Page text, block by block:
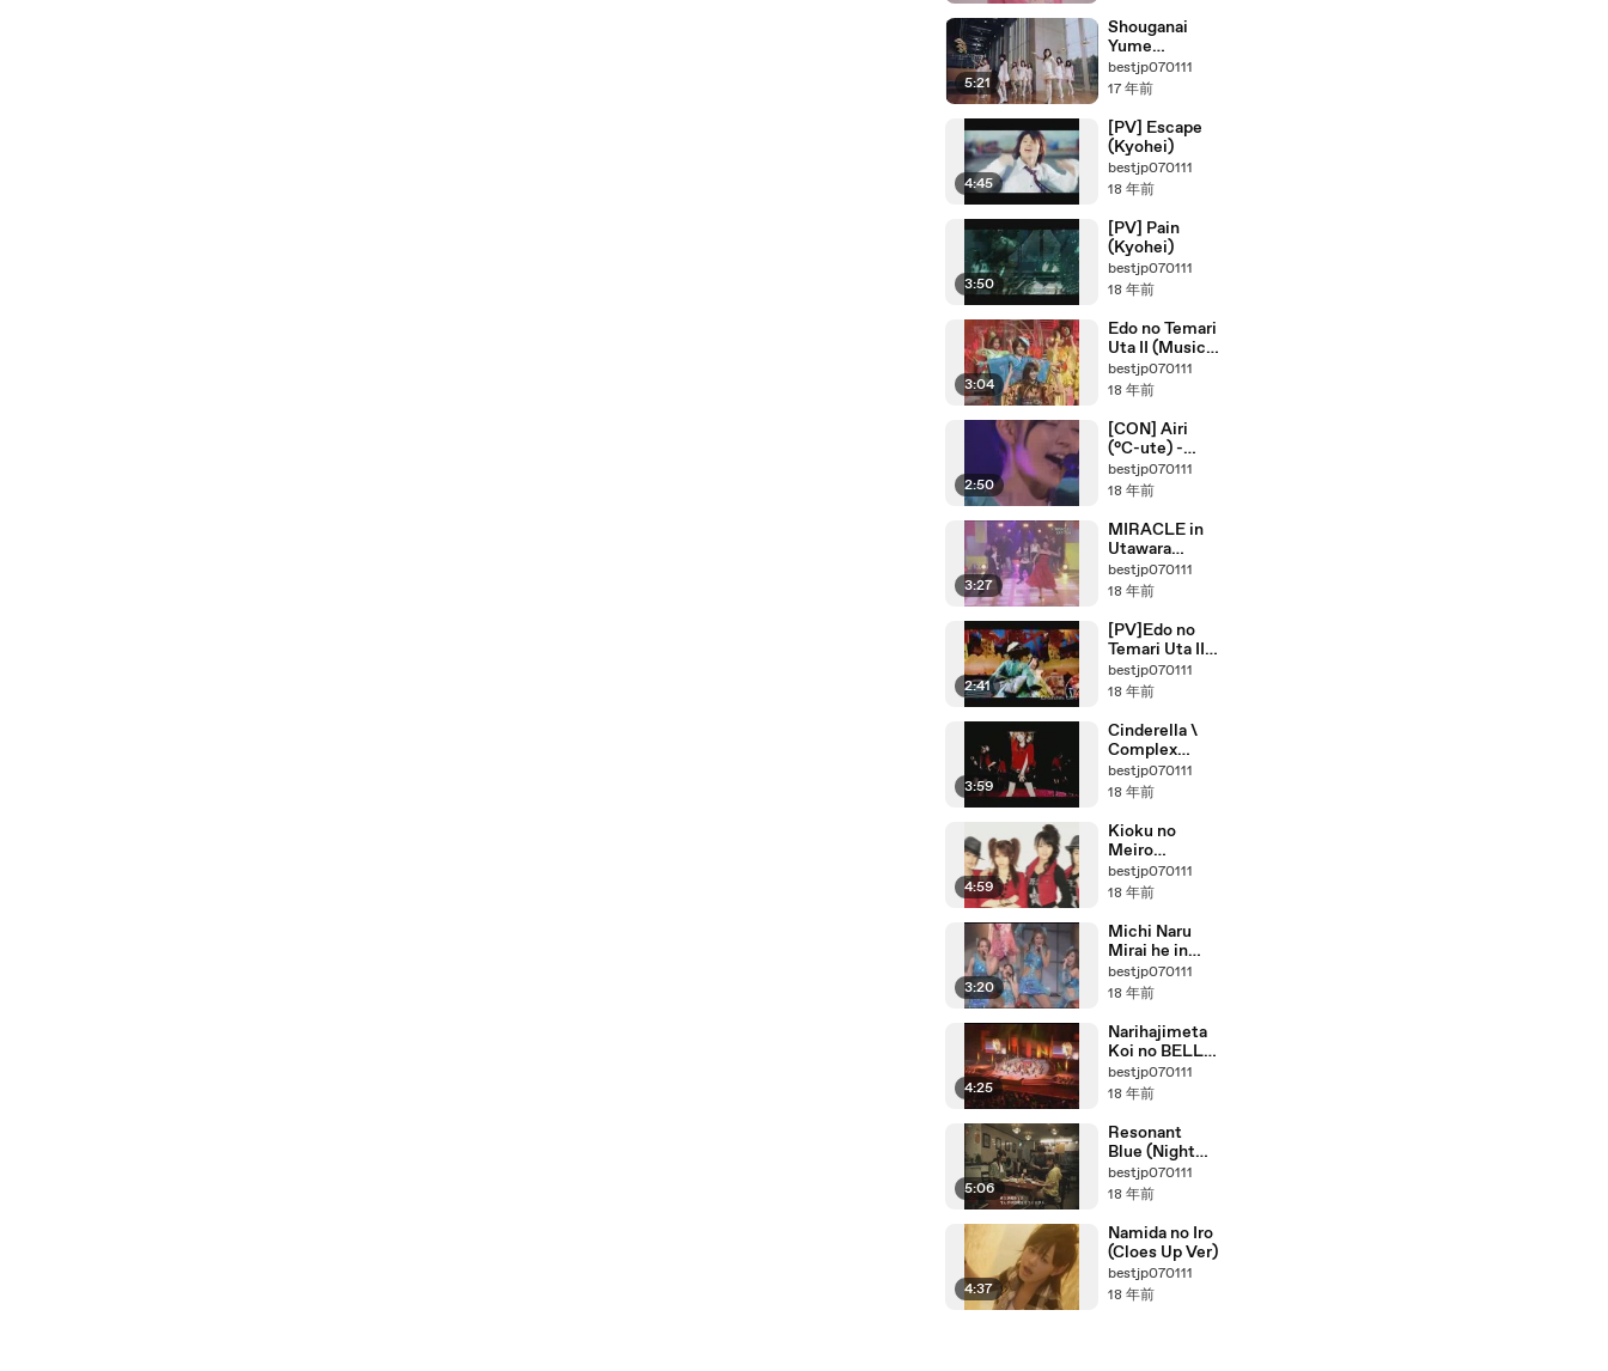
5:21
Shouganai
Yume
Oibito(Dance
Shot)
bestjp070111
17 年前
4:45
[PV] Escape
(Kyohei)
bestjp070111
18 年前
3:50
[PV] Pain
(Kyohei)
bestjp070111
18 年前
3:04
Edo no Temari
Uta II (Music
Fighter )
bestjp070111
18 年前
2:50
[CON] Airi
(°C-ute) -
First Kiss
bestjp070111
18 年前
3:27
MIRACLE in
Utawara
061022
bestjp070111
18 年前
2:41
[PV]Edo no
Temari Uta II
(江戸の手毬唄
Ⅱ)
bestjp070111
18 年前
3:59
Cinderella \
Complex
(Rolling
Version)
bestjp070111
18 年前
4:59
Kioku no
Meiro
(PHOTO
COLLECTION
bestjp070111
18 年前
3:20
Michi Naru
Mirai he in
2008 winter
Concert
bestjp070111
18 年前
4:25
Narihajimeta
Koi no BELL
in 2008
winter
bestjp070111
18 年前
5:06
Resonant
Blue (Night
Scene
Version)
bestjp070111
18 年前
4:37
Namida no Iro
(Cloes Up Ver)
bestjp070111
18 年前